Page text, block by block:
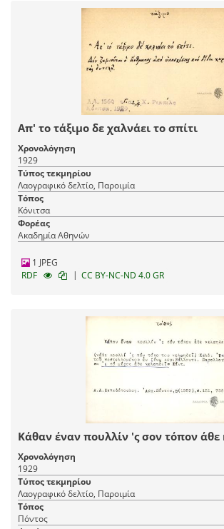
Απ' το τάξιμο δε χαλνάει το σπίτι
Χρονολόγηση
1929
Τύπος τεκμηρίου
Λαογραφικό δελτίο, Παροιμία
Τόπος
Κόνιτσα
Φορέας
Ακαδημία Αθηνών
1 JPEG
RDF
| CC BY-NC-ND 4.0 GR
Κάθαν έναν πουλλίν 'ς σον τόπον άθε
Χρονολόγηση
1929
Τύπος τεκμηρίου
Λαογραφικό δελτίο, Παροιμία
Τόπος
Πόντος